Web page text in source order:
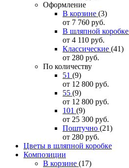
Оформление
В корзине (3)
от 7 760 руб.
В шляпной коробке
от 4 110 руб.
Классические (41)
от 280 руб.
По количеству
51 (9)
от 12 800 руб.
55 (9)
от 12 800 руб.
101 (9)
от 25 300 руб.
Поштучно (21)
от 280 руб.
Цветы в шляпной коробке
Композиции
В корзине (17)